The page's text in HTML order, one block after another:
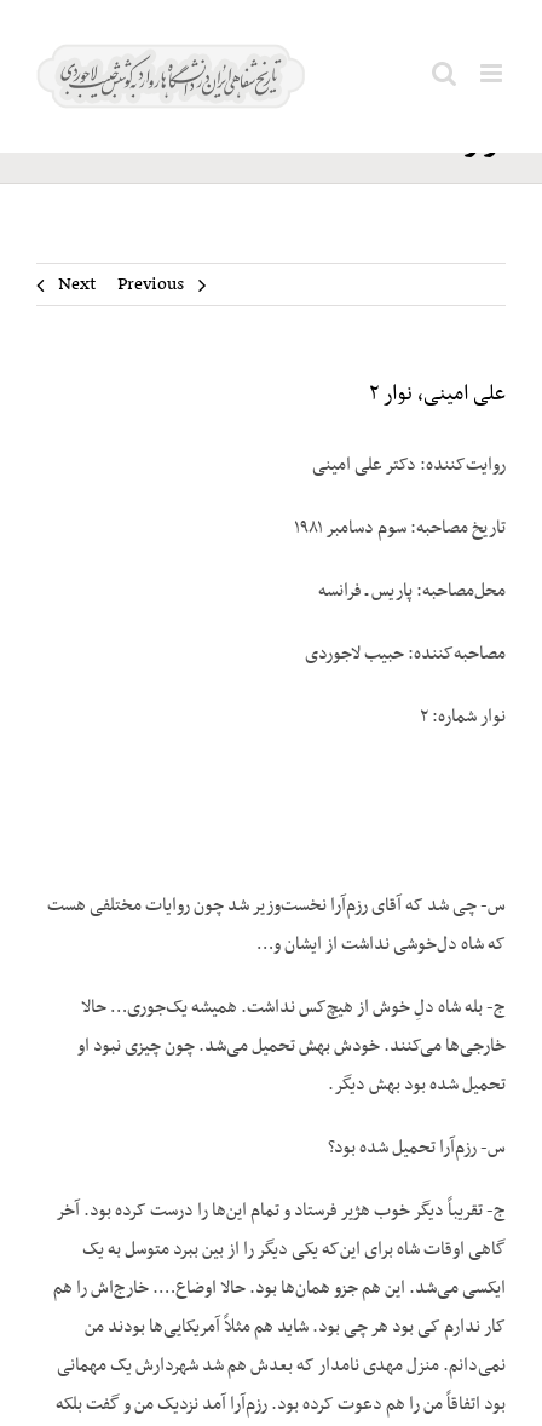
امینی،
نوار ۲
Previous
Next
علی امینی، نوار ۲
روایت‌کننده: دکتر علی امینی
تاریخ مصاحبه: سوم دسامبر ۱۹۸۱
محل‌مصاحبه: پاریس ـ فرانسه
مصاحبه‌کننده: حبیب لاجوردی
نوار شماره: ۲
س- چی شد که آقای رزم‌آرا نخست‌وزیر شد چون روایات مختلفی هست
که شاه دل‌خوشی نداشت از ایشان و…
ج- بله شاه دلِ ‌خوش از هیچ‌کس نداشت. همیشه یک‌جوری… حالا
خارجی‌ها می‌کنند. خودش بهش تحمیل می‌شد. چون چیزی نبود او
تحمیل شده بود بهش دیگر.
س- رزم‌آرا تحمیل شده بود؟
ج- تقریباً دیگر خوب هژیر فرستاد و تمام این‌ها را درست کرده بود. آخر
گاهی اوقات شاه برای این‌که یکی دیگر را از بین ببرد متوسل به یک
ایکسی می‌شد. این هم جزو همان‌ها بود. حالا اوضاع…. خارج‌اش را هم
کار ندارم کی بود هر چی بود. شاید هم مثلاً آمریکایی‌ها بودند من
نمی‌دانم. منزل مهدی نامدار که بعدش هم شد شهردارش یک مهمانی
بود اتفاقاً من را هم دعوت کرده بود. رزم‌آرا آمد نزدیک من و گفت بلکه